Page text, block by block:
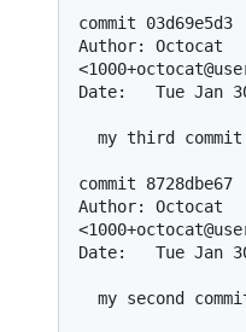
commit 03d69e5d3
Author: Octocat
Date:   Tue Jan
commit 8728dbe67
Author: Octocat
Date:   Tue Jan